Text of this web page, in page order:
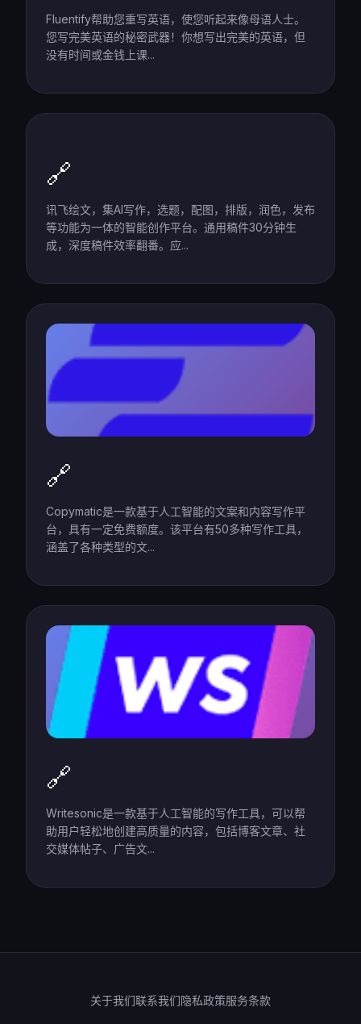
Fluentify帮助您重写英语，使您听起来像母语人士。
您写完美英语的秘密武器！你想写出完美的英语，但
没有时间或金钱上课...
🔗
讯飞绘文，集AI写作，选题，配图，排版，润色，发布
等功能为一体的智能创作平台。通用稿件30分钟生
成，深度稿件效率翻番。应...
🔗
Copymatic是一款基于人工智能的文案和内容写作平
台，具有一定免费额度。该平台有50多种写作工具，
涵盖了各种类型的文...
🔗
Writesonic是一款基于人工智能的写作工具，可以帮
助用户轻松地创建高质量的内容，包括博客文章、社
交媒体帖子、广告文...
关于我们联系我们隐私政策服务条款